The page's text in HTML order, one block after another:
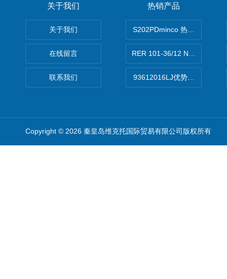
关于我们
关于我们
在线留言
联系我们
热销产品
S202PDminco 热电阻
RER 101-36/12 NHH离心
93612016LJ优势供应美国
Copyright © 2026 秦皇岛维克托国际贸易有限公司版权所有